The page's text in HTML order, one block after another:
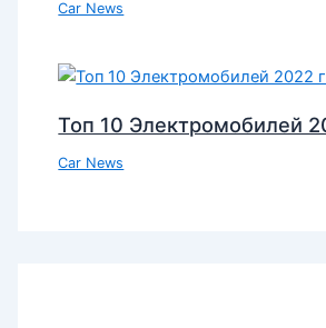
Car News
Топ 10 Электромобилей
Car News